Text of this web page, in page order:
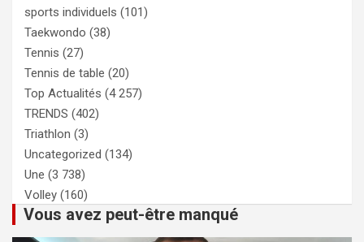
sports individuels (101)
Taekwondo (38)
Tennis (27)
Tennis de table (20)
Top Actualités (4 257)
TRENDS (402)
Triathlon (3)
Uncategorized (134)
Une (3 738)
Volley (160)
Vous avez peut-être manqué